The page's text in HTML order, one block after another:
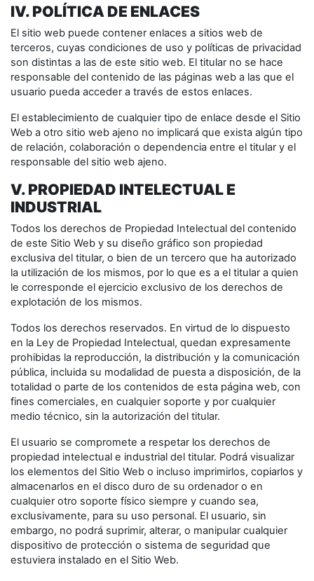
IV. POLÍTICA DE ENLACES
El sitio web puede contener enlaces a sitios web de
terceros, cuyas condiciones de uso y políticas de privacidad
son distintas a las de este sitio web. El titular no se hace
responsable del contenido de las páginas web a las que el
usuario pueda acceder a través de estos enlaces.
El establecimiento de cualquier tipo de enlace desde el Sitio
Web a otro sitio web ajeno no implicará que exista algún tipo
de relación, colaboración o dependencia entre el titular y el
responsable del sitio web ajeno.
V. PROPIEDAD INTELECTUAL E
INDUSTRIAL
Todos los derechos de Propiedad Intelectual del contenido
de este Sitio Web y su diseño gráfico son propiedad
exclusiva del titular, o bien de un tercero que ha autorizado
la utilización de los mismos, por lo que es a el titular a quien
le corresponde el ejercicio exclusivo de los derechos de
explotación de los mismos.
Todos los derechos reservados. En virtud de lo dispuesto
en la Ley de Propiedad Intelectual, quedan expresamente
prohibidas la reproducción, la distribución y la comunicación
pública, incluida su modalidad de puesta a disposición, de la
totalidad o parte de los contenidos de esta página web, con
fines comerciales, en cualquier soporte y por cualquier
medio técnico, sin la autorización del titular.
El usuario se compromete a respetar los derechos de
propiedad intelectual e industrial del titular. Podrá visualizar
los elementos del Sitio Web o incluso imprimirlos, copiarlos y
almacenarlos en el disco duro de su ordenador o en
cualquier otro soporte físico siempre y cuando sea,
exclusivamente, para su uso personal. El usuario, sin
embargo, no podrá suprimir, alterar, o manipular cualquier
dispositivo de protección o sistema de seguridad que
estuviera instalado en el Sitio Web.